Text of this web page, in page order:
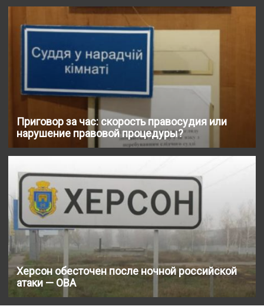
Приговор за час: скорость правосудия или
нарушение правовой процедуры?
Херсон обесточен после ночной российской
атаки — ОВА